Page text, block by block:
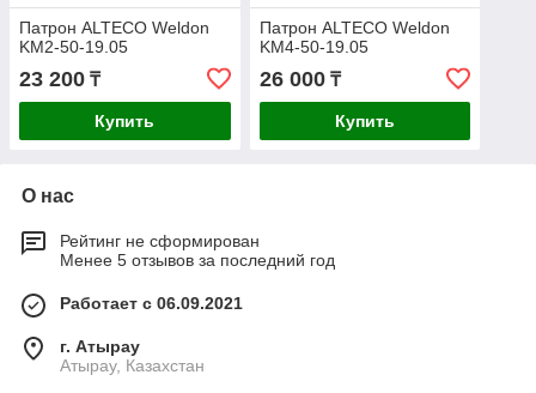
Патрон ALTECO Weldon
KM2-50-19.05
23 200 ₸
Купить
Патрон ALTECO Weldon
KM4-50-19.05
26 000₸
Купить
О нас
Рейтинг не сформирован
Менее 5 отзывов за последний год
Работает с 06.09.2021
г. Атырау
Атырау, Казахстан